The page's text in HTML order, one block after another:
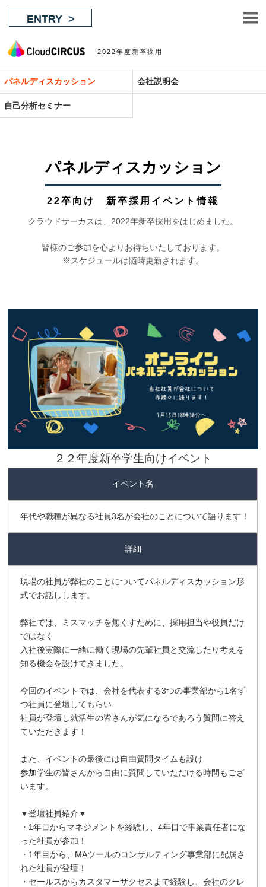
ENTRY
2022年度新卒採用
パネルディスカッション 会社説明会
自己分析セミナー
パネルディスカッション
22卒向け 新卒採用イベント情報
クラウドサーカスは、2022年新卒採用をはじめました。
皆様のご参加を心よりお待ちいたしております。
※スケジュールは随時更新されます。
２２年度新卒学生向けイベント
イベント名
年代や職種が異なる社員3名が会社のことについて語ります！
詳細
現場の社員が弊社のことについてパネルディスカッション形
式でお話しします。
弊社では、ミスマッチを無くすために、採用担当や役員だけ
ではなく
入社後実際に一緒に働く現場の先輩社員と交流したり考えを
知る機会を設けてきました。
今回のイベントでは、会社を代表する3つの事業部から1名ず
つ社員に登壇してもらい
社員が登壇し就活生の皆さんが気になるであろう質問に答え
ていただきます！
また、イベントの最後には自由質問タイムも設け
参加学生の皆さんから自由に質問していただける時間もござ
います。
▼登壇社員紹介▼
・1年目からマネジメントを経験し、4年目で事業責任者にな
った社員が参加！
・1年目から、MAツールのコンサルティング事業部に配属さ
れた社員が登壇！
・セールスからカスタマーサクセスまで経験し、会社のクレ